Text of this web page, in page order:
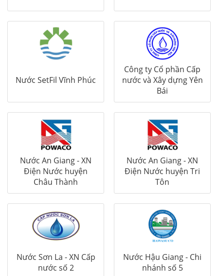
Nước SetFil Vĩnh Phúc
Công ty Cổ phần Cấp
nước và Xây dựng Yên
Bái
Nước An Giang - XN
Điện Nước huyện
Châu Thành
Nước An Giang - XN
Điện Nước huyện Tri
Tôn
Nước Sơn La - XN Cấp
nước số 2
Nước Hậu Giang - Chi
nhánh số 5